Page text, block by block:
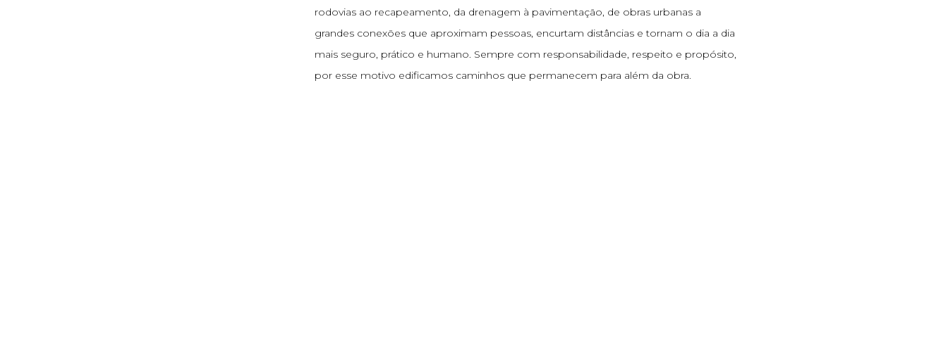
rodovias ao recapeamento, da drenagem à pavimentação, de obras urbanas a
grandes conexões que aproximam pessoas, encurtam distâncias e tornam o dia a dia
mais seguro, prático e humano. Sempre com responsabilidade, respeito e propósito,
por esse motivo edificamos caminhos que permanecem para além da obra.